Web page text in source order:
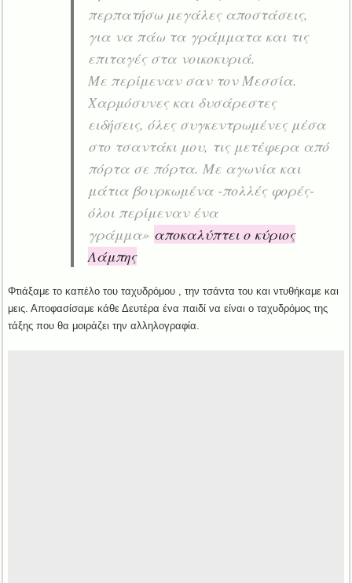
περπατήσω μεγάλες αποστάσεις,
για να πάω τα γράμματα και τις
επιταγές στα νοικοκυριά.
Με περίμεναν σαν τον Μεσσία.
Χαρμόσυνες και δυσάρεστες
ειδήσεις, όλες συγκεντρωμένες μέσα
στο τσαντάκι μου, τις μετέφερα από
πόρτα σε πόρτα.Με αγωνία και
μάτια βουρκωμένα -πολλές φορές-
όλοι περίμεναν ένα
γράμμα» αποκαλύπτει ο κύριος
Λάμπης
Φτιάξαμε το καπέλο του ταχυδρόμου , την τσάντα του και ντυθήκαμε και
μεις. Αποφασίσαμε κάθε Δευτέρα ένα παιδί να είναι ο ταχυδρόμος της
τάξης που θα μοιράζει την αλληλογραφία.